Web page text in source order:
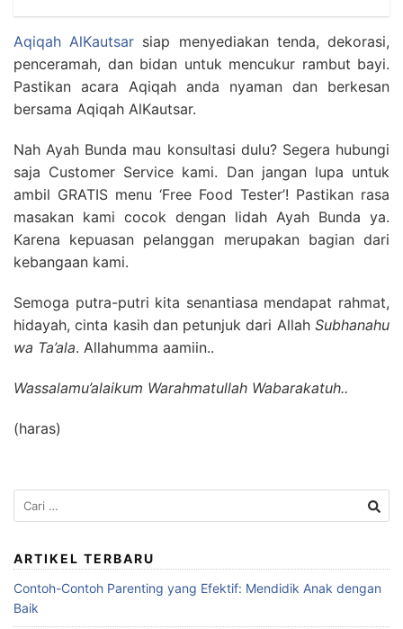
Aqiqah AlKautsar siap menyediakan tenda, dekorasi,
penceramah, dan bidan untuk mencukur rambut bayi.
Pastikan acara Aqiqah anda nyaman dan berkesan
bersama Aqiqah AlKautsar.
Nah Ayah Bunda mau konsultasi dulu? Segera hubungi
saja Customer Service kami. Dan jangan lupa untuk
ambil GRATIS menu ‘Free Food Tester’! Pastikan rasa
masakan kami cocok dengan lidah Ayah Bunda ya.
Karena kepuasan pelanggan merupakan bagian dari
kebangaan kami.
Semoga putra-putri kita senantiasa mendapat rahmat,
hidayah, cinta kasih dan petunjuk dari Allah Subhanahu
wa Ta’ala. Allahumma aamiin..
Wassalamu’alaikum Warahmatullah Wabarakatuh..
(haras)
Cari
untuk:
ARTIKEL TERBARU
Contoh-Contoh Parenting yang Efektif: Mendidik Anak dengan
Baik